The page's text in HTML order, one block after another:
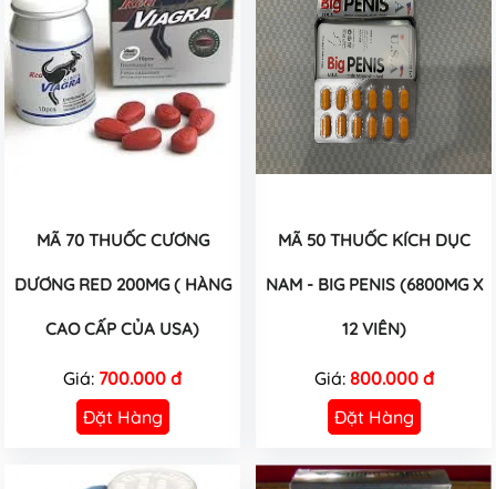
MÃ 70 THUỐC CƯƠNG
DƯƠNG RED 200MG ( HÀNG
CAO CẤP CỦA USA)
Giá: 700.000 đ
Đặt Hàng
MÃ 50 THUỐC KÍCH DỤC
NAM - BIG PENIS (6800MG X
12 VIÊN)
Giá: 800.000 đ
Đặt Hàng